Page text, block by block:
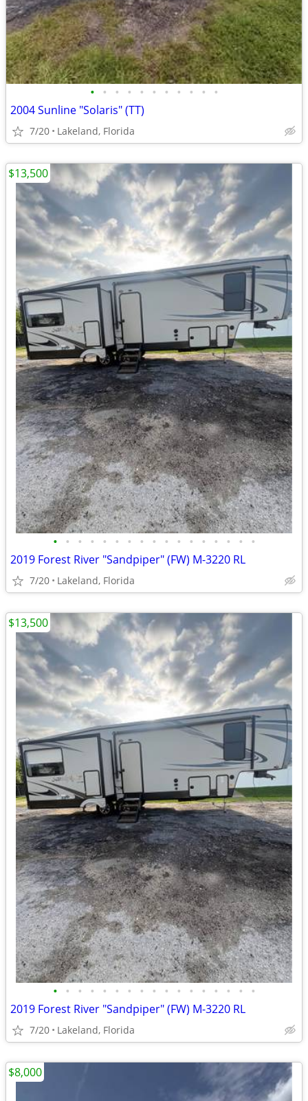
• • • • • • • • • • •
2004 Sunline "Solaris" (TT)
7/20 Lakeland, Florida
• • • • • • • • • • • • • • • • •
2019 Forest River "Sandpiper" (FW) M-3220 RL
7/20 Lakeland, Florida
$13,500
• • • • • • • • • • • • • • • • •
2019 Forest River "Sandpiper" (FW) M-3220 RL
7/20 Lakeland, Florida
$13,500
$8,000